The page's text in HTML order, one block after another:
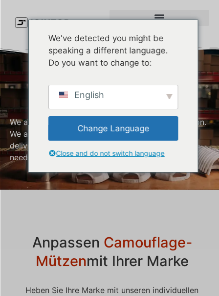
Hersteller Von
Tarnkappen
We are a company that values customer satisfaction.
We are always committed to producing and
delivering quality Camouflage caps that meet your
needs.
Anpassen Camouflage-
Mützenmit Ihrer Marke
Heben Sie Ihre Marke mit unseren individuellen
We've detected you might be
speaking a different language.
Do you want to change to:
English
Change Language
Close and do not switch language